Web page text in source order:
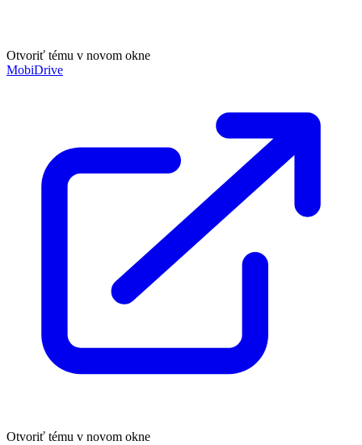
Otvoriť tému v novom okne
MobiDrive
Otvoriť tému v novom okne